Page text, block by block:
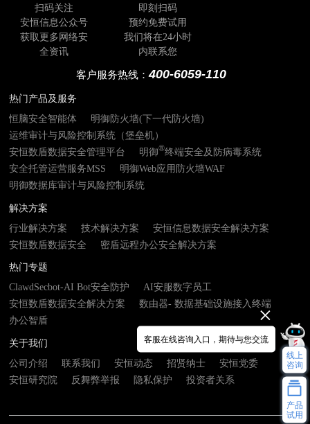
扫码关注
安恒信息公众号
获取更多网络安
全资讯
即刻扫码
预约免费试用
我们将在24小时
内联系您
客户服务热线：400-6059-110
热门产品及服务
恒脑安全智能体
明御防火墙(下一代防火墙)
运维审计与风险控制系统（堡垒机）
安恒数盾数据安全管理平台
明御®终端安全及防病毒系统
安全托管运营服务MSS
明御Web应用防火墙WAF
明御数据库审计与风险控制系统
解决方案
行业解决方案
技术解决方案
安恒信息数据安全解决方案
安恒数盾数据安全
密盾远程办公安全解决方案
热门专题
ClawdSecbot-AI Bot安全防护
AI安服数字员工
安恒数盾数据安全解决方案
数由器- 数据基础设施接入终端
办公智盾
关于我们
公司介绍
联系我们 安恒动态 招贤纳士
安恒党委
安恒研究院
反舞弊举报 隐私保护 投资者关系
客服在线咨询入口，期待与您交流
线上
咨询
产品
试用